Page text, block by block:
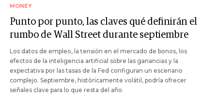
MONEY
Punto por punto, las claves qué definirán el
rumbo de Wall Street durante septiembre
Los datos de empleo, la tensión en el mercado de bonos, los
efectos de la inteligencia artificial sobre las ganancias y la
expectativa por las tasas de la Fed configuran un escenario
complejo. Septiembre, históricamente volátil, podría ofrecer
señales clave para lo que resta del año.